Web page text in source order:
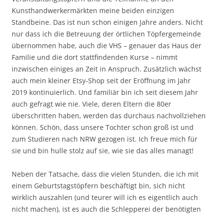
Kunsthandwerkermärkten meine beiden einzigen
Standbeine. Das ist nun schon einigen Jahre anders. Nicht
nur dass ich die Betreuung der örtlichen Töpfergemeinde
übernommen habe, auch die VHS – genauer das Haus der
Familie und die dort stattfindenden Kurse – nimmt
inzwischen einiges an Zeit in Anspruch. Zusätzlich wächst
auch mein kleiner Etsy-Shop seit der Eröffnung im Jahr
2019 kontinuierlich. Und familiär bin ich seit diesem Jahr
auch gefragt wie nie. Viele, deren Eltern die 80er
überschritten haben, werden das durchaus nachvollziehen
können. Schön, dass unsere Tochter schon groß ist und
zum Studieren nach NRW gezogen ist. Ich freue mich für
sie und bin hulle stolz auf sie, wie sie das alles managt!
Neben der Tatsache, dass die vielen Stunden, die ich mit
einem Geburtstagstöpfern beschäftigt bin, sich nicht
wirklich auszahlen (und teurer will ich es eigentlich auch
nicht machen), ist es auch die Schlepperei der benötigten